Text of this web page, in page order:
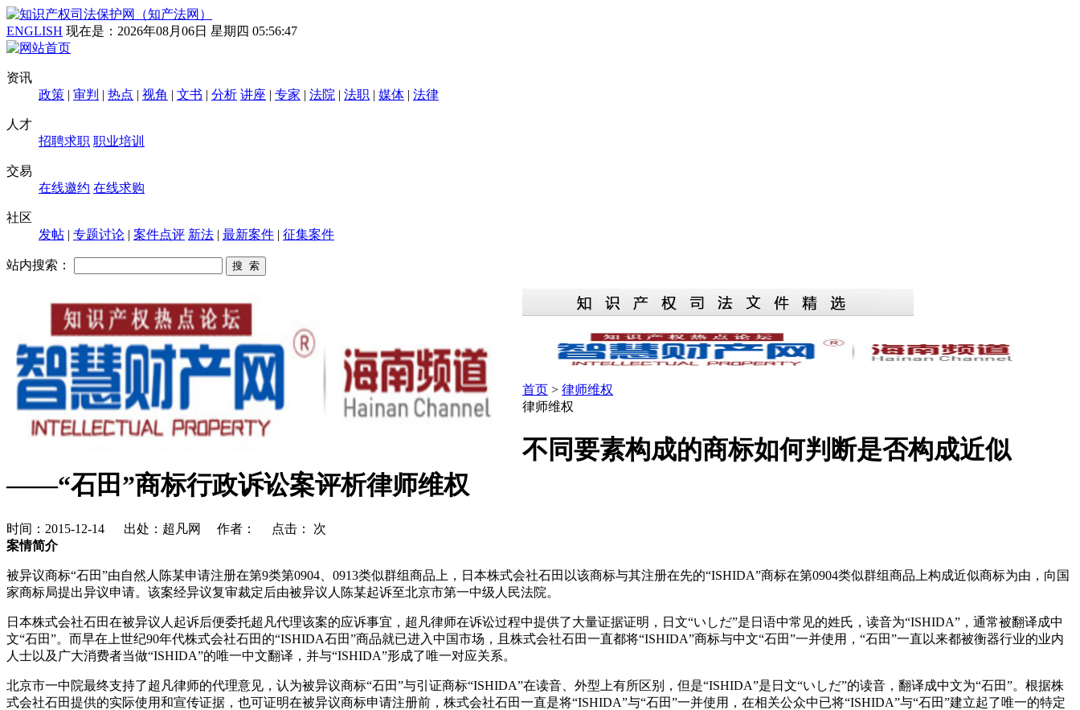
ENGLISH 现在是： 2026年08月06日 星期四 05:56:47
资讯
政策 | 审判 | 热点 | 视角 | 文书 | 分析 讲座 | 专家 | 法院 | 法职 | 媒体 | 法律
人才
招聘求职 职业培训
交易
在线邀约 在线求购
社区
发帖 | 专题讨论 | 案件点评 新法 | 最新案件 | 征集案件
站内搜索：
首页 > 律师维权
律师维权
不同要素构成的商标如何判断是否构成近似
——“石田”商标行政诉讼案评析律师维权
时间：2015-12-14 出处：超凡网 作者： 点击：
次
案情简介
被异议商标“石田”由自然人陈某申请注册在第9类第0904、0913类似群组商品上，日本株式会社石田以该商标与其注册在先的“ISHIDA”商标在第0904类似群组商品上构成近似商标为由，向国
家商标局提出异议申请。该案经异议复审裁定后由被异议人陈某起诉至北京市第一中级人民法院。
日本株式会社石田在被异议人起诉后便委托超凡代理该案的应诉事宜，超凡律师在诉讼过程中提供了大量证据证明，日文“いしだ”是日语中常见的姓氏，读音为“ISHIDA”，通常被翻译成中
文“石田”。而早在上世纪90年代株式会社石田的“ISHIDA石田”商品就已进入中国市场，且株式会社石田一直都将“ISHIDA”商标与中文“石田”一并使用，“石田”一直以来都被衡器行业的业内
人士以及广大消费者当做“ISHIDA”的唯一中文翻译，并与“ISHIDA”形成了唯一对应关系。
北京市一中院最终支持了超凡律师的代理意见，认为被异议商标“石田”与引证商标“ISHIDA”在读音、外型上有所区别，但是“ISHIDA”是日文“いしだ”的读音，翻译成中文为“石田”。根据株
式会社石田提供的实际使用和宣传证据，也可证明在被异议商标申请注册前，株式会社石田一直是将“ISHIDA”与“石田”一并使用，在相关公众中已将“ISHIDA”与“石田”建立起了唯一的特定